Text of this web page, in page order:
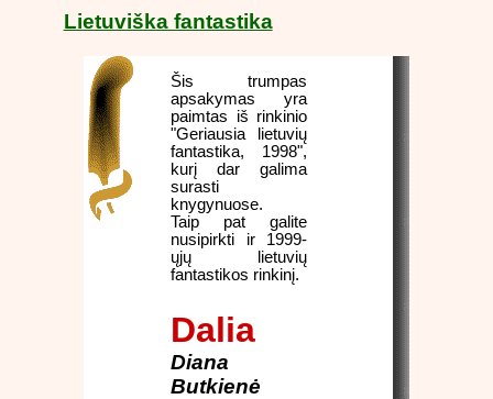
Lietuviška fantastika
Šis trumpas
apsakymas yra
paimtas iš rinkinio
"Geriausia lietuvių
fantastika, 1998",
kurį dar galima
surasti
knygynuose.
Taip pat galite
nusipirkti ir 1999-
ųjų lietuvių
fantastikos rinkinį.
Dalia
Diana
Butkienė